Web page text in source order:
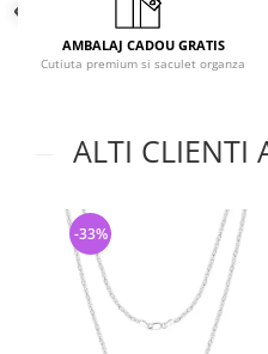
AMBALAJ CADOU GRATIS
Cutiuta premium si saculet organza
ALTI CLIENTI
-33%